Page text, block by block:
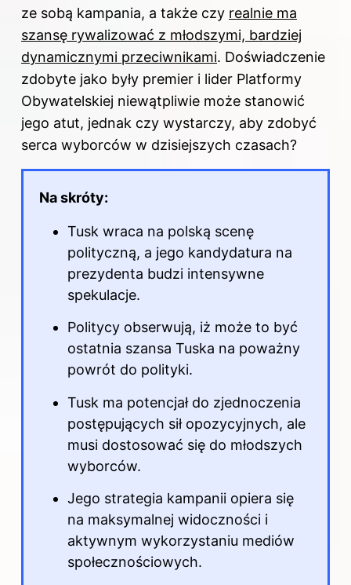
ze sobą kampania, a także czy realnie ma
szansę rywalizować z młodszymi, bardziej
dynamicznymi przeciwnikami. Doświadczenie
zdobyte jako były premier i lider Platformy
Obywatelskiej niewątpliwie może stanowić
jego atut, jednak czy wystarczy, aby zdobyć
serca wyborców w dzisiejszych czasach?
Na skróty:
Tusk wraca na polską scenę
polityczną, a jego kandydatura na
prezydenta budzi intensywne
spekulacje.
Politycy obserwują, iż może to być
ostatnia szansa Tuska na poważny
powrót do polityki.
Tusk ma potencjał do zjednoczenia
postępujących sił opozycyjnych, ale
musi dostosować się do młodszych
wyborców.
Jego strategia kampanii opiera się
na maksymalnej widoczności i
aktywnym wykorzystaniu mediów
społecznościowych.